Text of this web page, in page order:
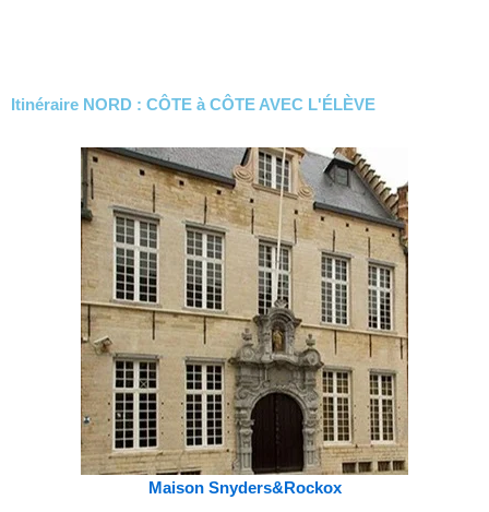
Itinéraire NORD : CÔTE à CÔTE AVEC L'ÉLÈVE
Maison Snyders&Rockox